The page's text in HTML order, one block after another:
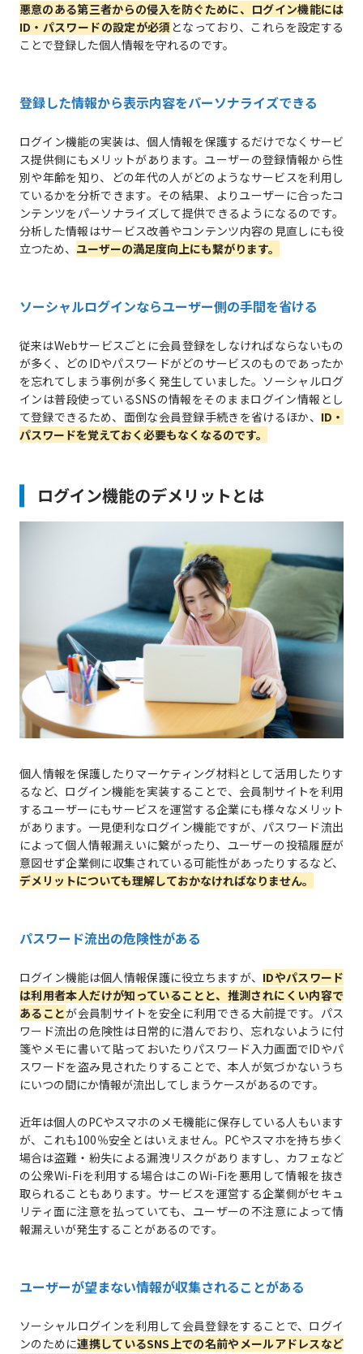
悪意のある第三者からの侵入を防ぐために、ログイン機能には
ID・パスワードの設定が必須 となっており、これらを設定する
ことで登録した個人情報を守れるのです。
登録した情報から表示内容をパーソナライズできる
ログイン機能の実装は、個人情報を保護するだけでなくサービ
ス提供側にもメリットがあります。ユーザーの登録情報から性
別や年齢を知り、どの年代の人がどのようなサービスを利用し
ているかを分析できます。その結果、よりユーザーに合ったコ
ンテンツをパーソナライズして提供できるようになるのです。
分析した情報はサービス改善やコンテンツ内容の見直しにも役
立つため、 ユーザーの満足度向上にも繋がります。
ソーシャルログインならユーザー側の手間を省ける
従来はWebサービスごとに会員登録をしなければならないもの
が多く、どのIDやパスワードがどのサービスのものであったか
を忘れてしまう事例が多く発生していました。ソーシャルログ
インは普段使っているSNSの情報をそのままログイン情報とし
て登録できるため、面倒な会員登録手続きを省けるほか、 ID・
パスワードを覚えておく必要もなくなるのです。
ログイン機能のデメリットとは
個人情報を保護したりマーケティング材料として活用したりす
るなど、ログイン機能を実装することで、会員制サイトを利用
するユーザーにもサービスを運営する企業にも様々なメリット
があります。一見便利なログイン機能ですが、パスワード流出
によって個人情報漏えいに繋がったり、ユーザーの投稿履歴が
意図せず企業側に収集されている可能性があったりするなど、
デメリットについても理解しておかなければなりません。
パスワード流出の危険性がある
ログイン機能は個人情報保護に役立ちますが、 IDやパスワード
は利用者本人だけが知っていることと、推測されにくい内容で
あることが会員制サイトを安全に利用できる大前提です。パス
ワード流出の危険性は日常的に潜んでおり、忘れないように付
箋やメモに書いて貼っておいたりパスワード入力画面でIDやパ
スワードを盗み見されたりすることで、本人が気づかないうち
にいつの間にか情報が流出してしまうケースがあるのです。
近年は個人のPCやスマホのメモ機能に保存している人もいます
が、これも100％安全とはいえません。PCやスマホを持ち歩く
場合は盗難・紛失による漏洩リスクがありますし、カフェなど
の公衆Wi-Fiを利用する場合はこのWi-Fiを悪用して情報を抜き
取られることもあります。サービスを運営する企業側がセキュ
リティ面に注意を払っていても、ユーザーの不注意によって情
報漏えいが発生することがあるのです。
ユーザーが望まない情報が収集されることがある
ソーシャルログインを利用して会員登録をすることで、ログイ
ンのために連携しているSNS上での名前やメールアドレスなど